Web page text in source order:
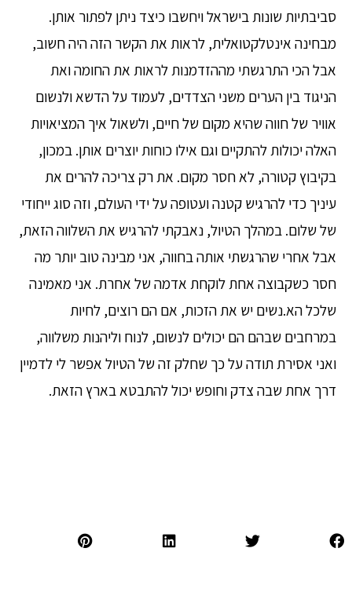
סביבתיות שונות בישראל ויחשבו כיצד ניתן לפתור אותן.
מבחינה אינטלקטואלית, לראות את הקשר הזה היה חשוב,
אבל הכי התרגשתי מההזדמנות לראות את החומה ואת
הניגוד בין הערים משני הצדדים, לעמוד על הדשא ולנשום
אוויר של חווה שהיא מקום של חיים, ולשאול איך המציאויות
האלה יכולות להתקיים וגם אילו כוחות יוצרים אותן. במכון,
בקיבוץ קטורה, לא חסר מקום. את רק צריכה להרים את
עיניך כדי להרגיש קטנה ועטופה על ידי העולם, וזה סוג ייחודי
של שלום. במהלך הטיול, נאבקתי להרגיש את השלווה הזאת,
אבל אחרי שהרגשתי אותה בחווה, אני מבינה טוב יותר מה
חסר כשקבוצה אחת לוקחת אדמה של אחרת. אני מאמינה
שלכל הא.נשים יש את הזכות, אם הם רוצים, לחיות
במרחבים שבהם הם יכולים לנשום, לנוח וליהנות משלווה,
ואני אסירת תודה על כך שחלק זה של הטיול אפשר לי לדמיין
דרך אחת שבה צדק וחופש יכול להתבטא בארץ הזאת.